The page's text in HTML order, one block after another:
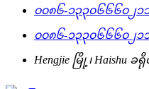
၀၀၈၆-၁၃၃၀၆၆၆၀၂၁
၀၀၈၆-၁၃၃၀၆၆၆၀၂၁
Hengjie မြို့၊ Haishu ခ